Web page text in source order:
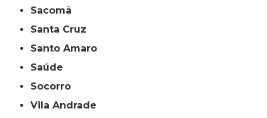
Sacomã
Santa Cruz
Santo Amaro
Saúde
Socorro
Vila Andrade